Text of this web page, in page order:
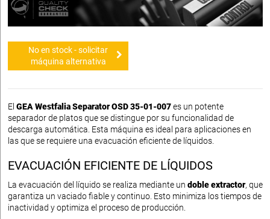
No en stock - solicitar
máquina alternativa
El GEA Westfalia Separator OSD 35-01-007es un potente
separador de platos que se distingue por su funcionalidad de
descarga automática. Esta máquina es ideal para aplicaciones en
las que se requiere una evacuación eficiente de líquidos.
EVACUACIÓN EFICIENTE DE LÍQUIDOS
La evacuación del líquido se realiza mediante un doble extractor, que
garantiza un vaciado fiable y continuo. Esto minimiza los tiempos de
inactividad y optimiza el proceso de producción.